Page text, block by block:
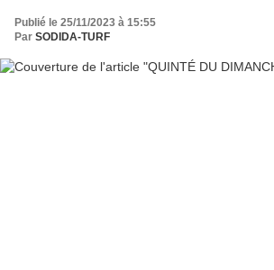
Publié le 25/11/2023 à 15:55
Par SODIDA-TURF